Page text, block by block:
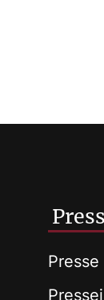
Presse